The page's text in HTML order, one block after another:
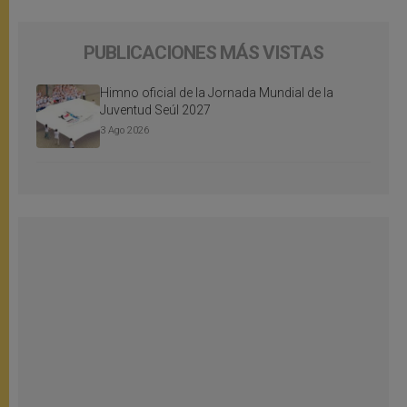
PUBLICACIONES MÁS VISTAS
Himno oficial de la Jornada Mundial de la
Juventud Seúl 2027
3 Ago 2026